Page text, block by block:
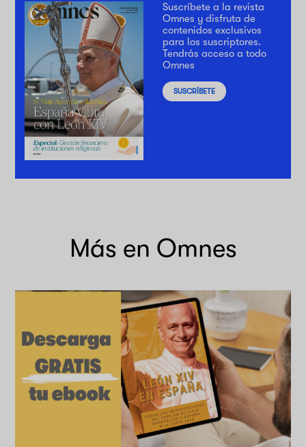
Suscríbete a la revista
Omnes y disfruta de
contenidos exclusivos
para los suscriptores.
Tendrás acceso a todo
Omnes
SUSCRÍBETE
Más en Omnes